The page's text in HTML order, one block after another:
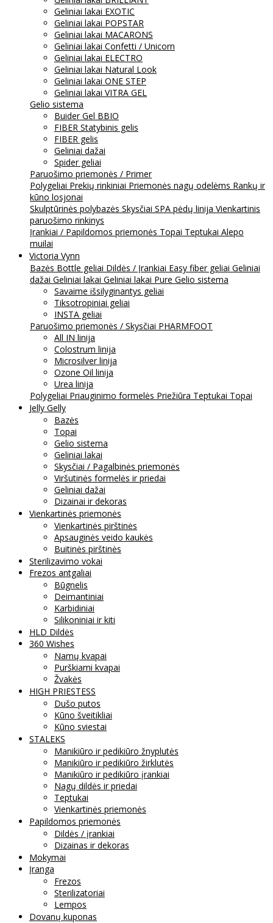
Geliniai lakai EXOTIC
Geliniai lakai POPSTAR
Geliniai lakai MACARONS
Geliniai lakai Confetti / Unicorn
Geliniai lakai ELECTRO
Geliniai lakai Natural Look
Geliniai lakai ONE STEP
Geliniai lakai VITRA GEL
Gelio sistema
Buider Gel BBIO
FIBER Statybinis gelis
FIBER gelis
Geliniai dažai
Spider geliai
Paruošimo priemonės / Primer
Polygeliai Prekių rinkiniai Priemonės nagų odelėms Rankų ir
kūno losjonai
Skulptūrinės polybazės Skysčiai SPA pėdų linija Vienkartinis
paruošimo rinkinys
Įrankiai / Papildomos priemonės Topai Teptukai Alepo
muilai
Victoria Vynn
Bazės Bottle geliai Dildės / Įrankiai Easy fiber geliai Geliniai
dažai Geliniai lakai Geliniai lakai Pure Gelio sistema
Savaime išsilyginantys geliai
Tiksotropiniai geliai
INSTA geliai
Paruošimo priemonės / Skysčiai PHARMFOOT
All IN linija
Colostrum linija
Microsilver linija
Ozone Oil linija
Urea linija
Polygeliai Priauginimo formelės Priežiūra Teptukai Topai
Jelly Gelly
Bazės
Topai
Gelio sistema
Geliniai lakai
Skysčiai / Pagalbinės priemonės
Viršutinės formelės ir priedai
Geliniai dažai
Dizainai ir dekoras
Vienkartinės priemonės
Vienkartinės pirštinės
Apsauginės veido kaukės
Buitinės pirštinės
Sterilizavimo vokai
Frezos antgaliai
Būgnelis
Deimantiniai
Karbidiniai
Silikoniniai ir kiti
HLD Dildės
360 Wishes
Namų kvapai
Purškiami kvapai
Žvakės
HIGH PRIESTESS
Dušo putos
Kūno šveitikliai
Kūno sviestai
STALEKS
Manikiūro ir pedikiūro žnyplutės
Manikiūro ir pedikiūro žirklutės
Manikiūro ir pedikiūro įrankiai
Nagų dildės ir priedai
Teptukai
Vienkartinės priemonės
Papildomos priemonės
Dildės / įrankiai
Dizainas ir dekoras
Mokymai
Įranga
Frezos
Sterilizatoriai
Lempos
Dovanų kuponas